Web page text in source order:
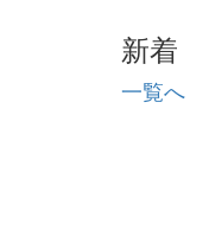
新着
一覧へ